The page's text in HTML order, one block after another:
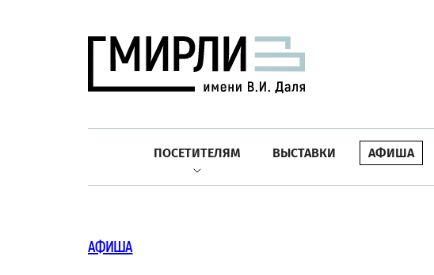
ПОСЕТИТЕЛЯМ ВЫСТАВКИ АФИША
АФИША